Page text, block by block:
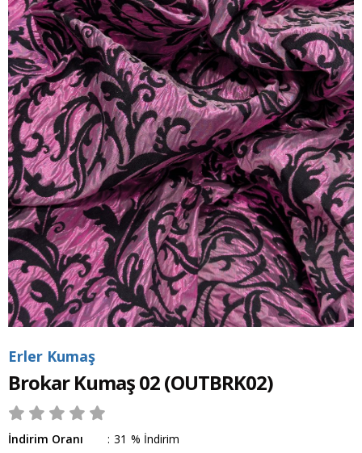
Erler Kumaş
Brokar Kumaş 02(OUTBRK02)
İndirim Oranı : %
31
İndirim